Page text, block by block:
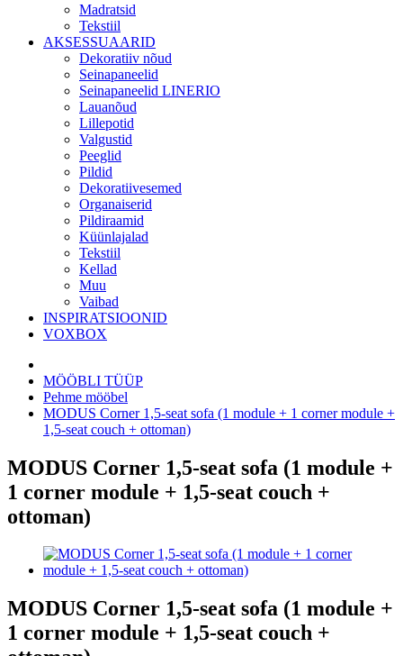
Madratsid
Tekstiil
AKSESSUAARID
Dekoratiiv nõud
Seinapaneelid
Seinapaneelid LINERIO
Lauanõud
Lillepotid
Valgustid
Peeglid
Pildid
Dekoratiivesemed
Organaiserid
Pildiraamid
Küünlajalad
Tekstiil
Kellad
Muu
Vaibad
INSPIRATSIOONID
VOXBOX
MÖÖBLI TÜÜP
Pehme mööbel
MODUS Corner 1,5-seat sofa (1 module + 1 corner module +
1,5-seat couch + ottoman)
MODUS Corner 1,5-seat sofa (1 module +
1 corner module + 1,5-seat couch +
ottoman)
MODUS Corner 1,5-seat sofa (1 module +
1 corner module + 1,5-seat couch +